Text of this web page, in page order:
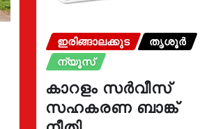
ഇരിങ്ങാലക്കുട
തൃശൂർ
ന്യൂസ്
കാറളം സർവീസ്
സഹകരണ ബാങ്ക്